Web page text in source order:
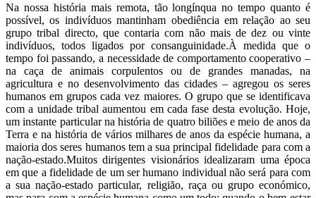
Na nossa história mais remota, tão longínqua no tempo quanto é
possível, os indivíduos mantinham obediência em relação ao seu
grupo tribal directo, que contaria com não mais de dez ou vinte
indivíduos, todos ligados por consanguinidade.À medida que o
tempo foi passando, a necessidade de comportamento cooperativo –
na caça de animais corpulentos ou de grandes manadas, na
agricultura e no desenvolvimento das cidades – agregou os seres
humanos em grupos cada vez maiores. O grupo que se identificava
com a unidade tribal aumentou em cada fase desta evolução. Hoje,
um instante particular na história de quatro biliões e meio de anos da
Terra e na história de vários milhares de anos da espécie humana, a
maioria dos seres humanos tem a sua principal fidelidade para com a
nação-estado.Muitos dirigentes visionários idealizaram uma época
em que a fidelidade de um ser humano individual não será para com
a sua nação-estado particular, religião, raça ou grupo económico,